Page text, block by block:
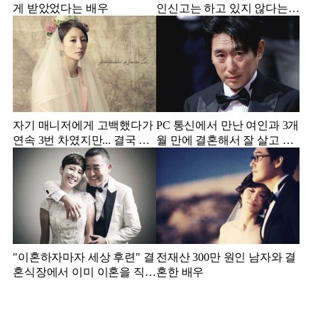
게 받았었다는 배우
인신고는 하고 있지 않다는
배우
자기 매니저에게 고백했다가
연속 3번 차였지만... 결국 결
혼에 성공한 배우
PC 통신에서 만난 여인과 3개
월 만에 결혼해서 잘 살고 있
"이혼하자마자 세상 후련" 결
혼식장에서 이미 이혼을 직감
전재산 300만 원인 남자와 결
혼한 배우